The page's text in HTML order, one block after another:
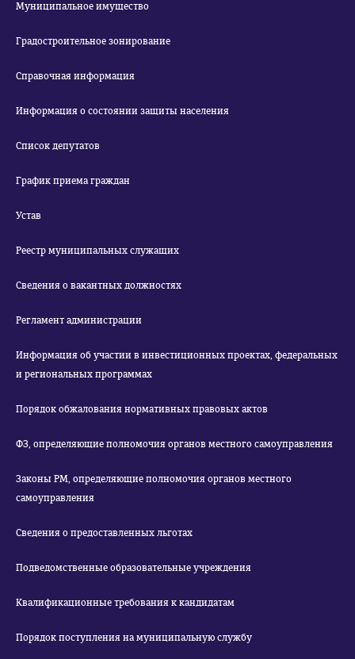
Муниципальное имущество
Градостроительное зонирование
Справочная информация
Информация о состоянии защиты населения
Список депутатов
График приема граждан
Устав
Реестр муниципальных служащих
Сведения о вакантных должностях
Регламент администрации
Информация об участии в инвестиционных проектах, федеральных
и региональных программах
Порядок обжалования нормативных правовых актов
ФЗ, определяющие полномочия органов местного самоуправления
Законы РМ, определяющие полномочия органов местного
самоуправления
Сведения о предоставленных льготах
Подведомственные образовательные учреждения
Квалификационные требования к кандидатам
Порядок поступления на муниципальную службу